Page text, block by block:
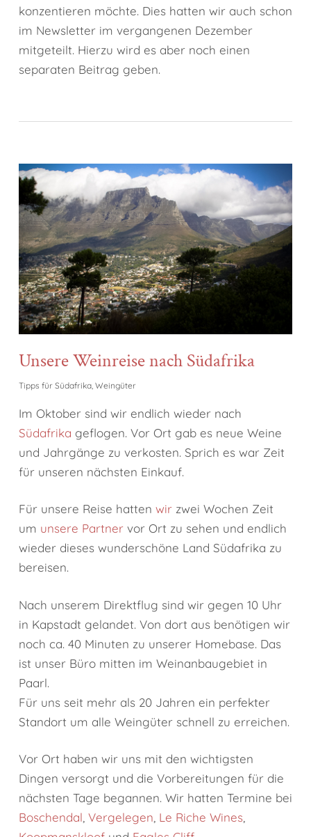
konzentieren möchte. Dies hatten wir auch schon
im Newsletter im vergangenen Dezember
mitgeteilt. Hierzu wird es aber noch einen
separaten Beitrag geben.
Unsere Weinreise nach Südafrika
Tipps für Südafrika, Weingüter
Im Oktober sind wir endlich wieder nach
Südafrika geflogen. Vor Ort gab es neue Weine
und Jahrgänge zu verkosten. Sprich es war Zeit
für unseren nächsten Einkauf.
Für unsere Reise hatten wirzwei Wochen Zeit
um unsere Partnervor Ort zu sehen und endlich
wieder dieses wunderschöne Land Südafrika zu
bereisen.
Nach unserem Direktflug sind wir gegen 10 Uhr
in Kapstadt gelandet. Von dort aus benötigen wir
noch ca. 40 Minuten zu unserer Homebase. Das
ist unser Büro mitten im Weinanbaugebiet in
Paarl.
Für uns seit mehr als 20 Jahren ein perfekter
Standort um alle Weingüter schnell zu erreichen.
Vor Ort haben wir uns mit den wichtigsten
Dingen versorgt und die Vorbereitungen für die
nächsten Tage begannen. Wir hatten Termine bei
Boschendal, Vergelegen, Le Riche Wines,